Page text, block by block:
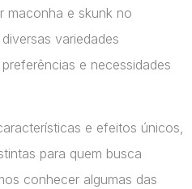
maconha e skunk no
variedades
e necessidades
e efeitos únicos,
para quem busca
conhecer algumas das